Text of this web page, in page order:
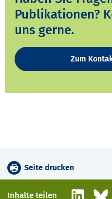
Publikationen?
uns gerne.
Zum
Seite drucken
Inhalte teilen LinkedIn